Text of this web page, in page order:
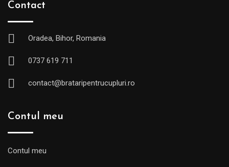
Contact
Oradea, Bihor, Romania
0737 619 711
contact@brataripentrucupluri.ro
Contul meu
Contul meu